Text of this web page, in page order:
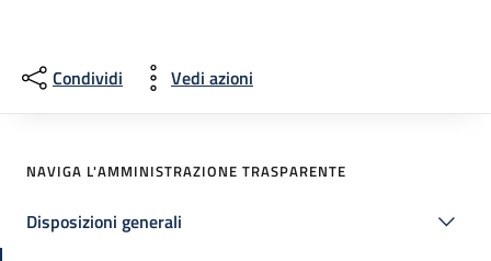
Condividi Vedi azioni
NAVIGA L'AMMINISTRAZIONE TRASPARENTE
Disposizioni generali